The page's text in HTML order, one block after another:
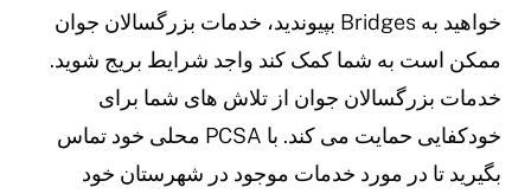
خواهید به Bridges بپیوندید، خدمات بزرگسالان جوان
ممکن است به شما کمک کند واجد شرایط بریج شوید.
خدمات بزرگسالان جوان از تلاش های شما برای
خودکفایی حمایت می کند. با PCSA محلی خود تماس
بگیرید تا در مورد خدمات موجود در شهرستان خود